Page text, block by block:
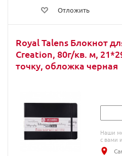
Отложить
Royal Talens Блокнот
Creation, 80г/кв. м,
точку, обложка черная
Наши
с вами